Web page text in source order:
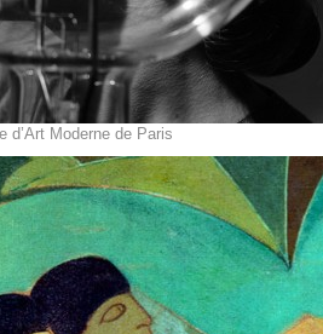
d’Art Moderne de Paris